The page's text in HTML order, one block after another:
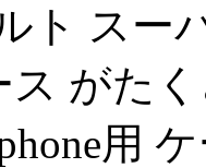
ト スー
ス がた
用